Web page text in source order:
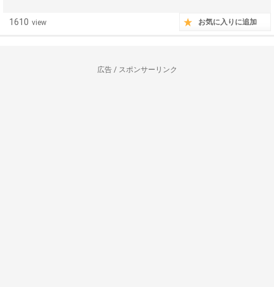
1610 view お気に入りに追加
広告 / スポンサーリンク